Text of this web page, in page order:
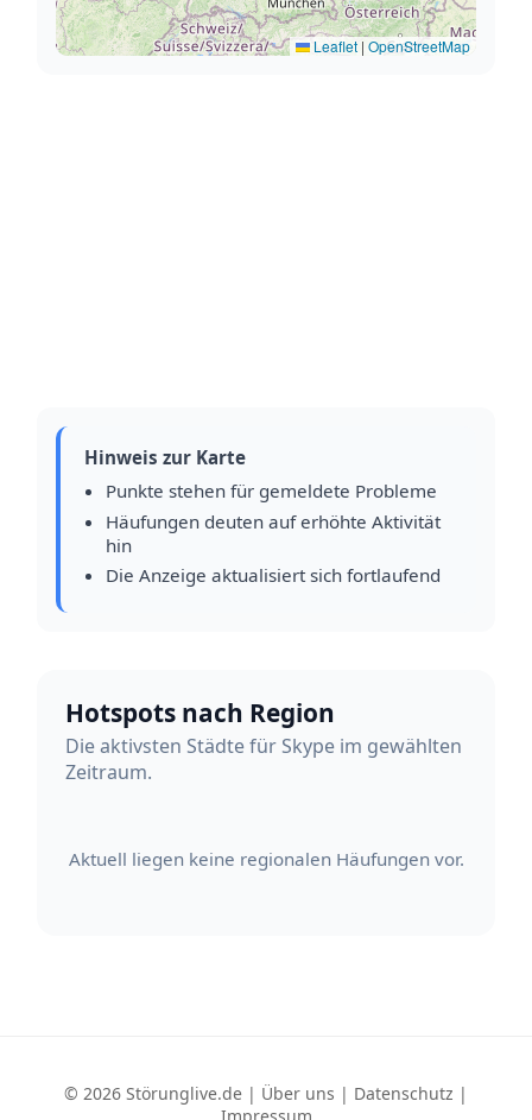
Leaflet | OpenStreetMap
Hinweis zur Karte
Punkte stehen für gemeldete Probleme
Häufungen deuten auf erhöhte Aktivität
hin
Die Anzeige aktualisiert sich fortlaufend
Hotspots nach Region
Die aktivsten Städte für Skype im gewählten
Zeitraum.
Aktuell liegen keine regionalen Häufungen vor.
© 2026 Störunglive.de | Über uns | Datenschutz |